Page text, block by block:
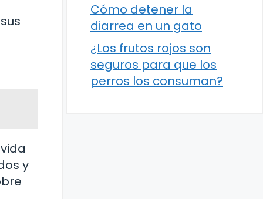
y
Cómo detener la
diarrea en un gato
¿Los frutos rojos son
seguros para que los
perros los consuman?